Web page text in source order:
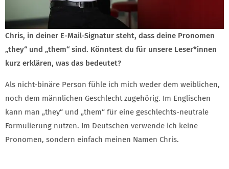
Chris, in deiner E-Mail-Signatur steht, dass deine Pronomen
„they“ und „them“ sind. Könntest du für unsere Leser*innen
kurz erklären, was das bedeutet?
Als nicht-binäre Person fühle ich mich weder dem weiblichen,
noch dem männlichen Geschlecht zugehörig. Im Englischen
kann man „they“ und „them“ für eine geschlechts-neutrale
Formulierung nutzen. Im Deutschen verwende ich keine
Pronomen, sondern einfach meinen Namen Chris.